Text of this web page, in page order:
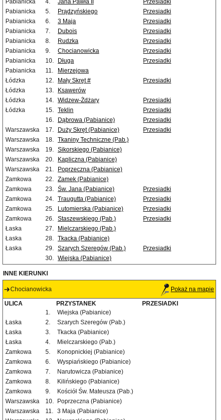
Pabianicka
4. Jana Pawła II
Przesiadki
Pabianicka
5. Prądzyńskiego
Przesiadki
Pabianicka
6. 3 Maja
Przesiadki
Pabianicka
7. Dubois
Przesiadki
Pabianicka
8. Rudzka
Przesiadki
Pabianicka
9. Chocianowicka
Przesiadki
Pabianicka
10. Długa
Przesiadki
Pabianicka
11.
Mierzejowa
Łódzka
12. Mały Skręt #
Przesiadki
Łódzka
13.
Ksawerów
Łódzka
14. Widzew-Żdżary
Przesiadki
Łódzka
15. Teklin
Przesiadki
16.
Dąbrowa (Pabianice)
Przesiadki
Warszawska
17. Duży Skręt (Pabianice)
Przesiadki
Warszawska
18. Tkaniny Techniczne (Pab.)
Warszawska
19. Sikorskiego (Pabianice)
Warszawska
20.
Kapliczna (Pabianice)
Warszawska
21.
Poprzeczna (Pabianice)
Zamkowa
22. Zamek (Pabianice)
Zamkowa
23. Św. Jana (Pabianice)
Przesiadki
Zamkowa
24. Traugutta (Pabianice)
Przesiadki
Zamkowa
25. Lutomierska (Pabianice)
Przesiadki
Zamkowa
26. Staszewskiego (Pab.)
Przesiadki
Łaska
27.
Mielczarskiego (Pab.)
Łaska
28. Tkacka (Pabianice)
Łaska
29. Szarych Szeregów (Pab.)
Przesiadki
30. Wiejska (Pabianice)
INNE KIERUNKI
Chocianowicka Pokaż na mapie
ULICA PRZYSTANEK
PRZESIADKI
1.
Wiejska (Pabianice)
Łaska
2.
Szarych Szeregów (Pab.)
Łaska
3.
Tkacka (Pabianice)
Łaska
4.
Mielczarskiego (Pab.)
Zamkowa
5.
Konopnickiej (Pabianice)
Zamkowa
6.
Wyspiańskiego (Pabianice)
Zamkowa
7.
Narutowicza (Pabianice)
Zamkowa
8.
Kilińskiego (Pabianice)
Zamkowa
9.
Kościół Św. Mateusza (Pab.)
Warszawska
10.
Poprzeczna (Pabianice)
Warszawska
11. 3 Maja (Pabianice)